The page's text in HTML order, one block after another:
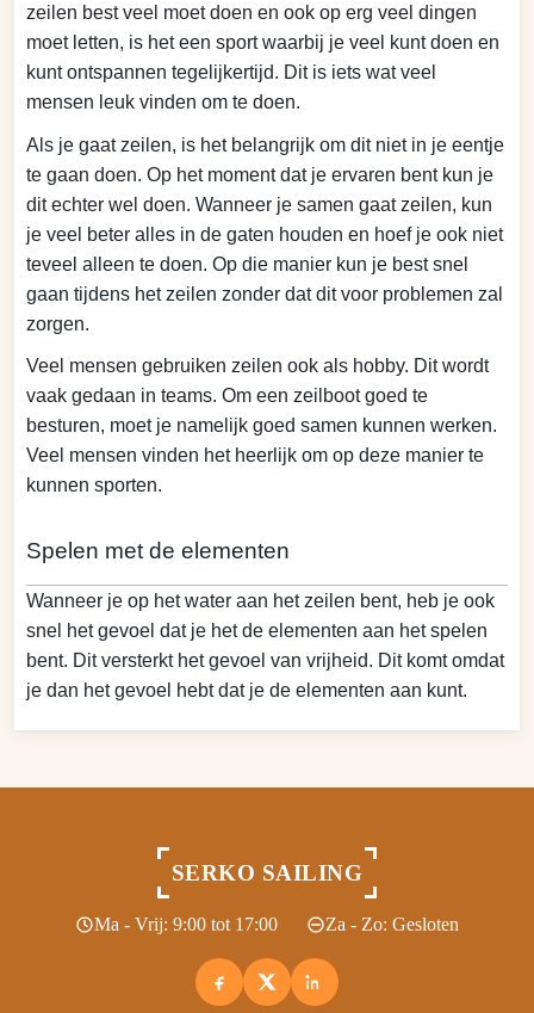
zeilen best veel moet doen en ook op erg veel dingen
moet letten, is het een sport waarbij je veel kunt doen en
kunt ontspannen tegelijkertijd. Dit is iets wat veel
mensen leuk vinden om te doen.
Als je gaat zeilen, is het belangrijk om dit niet in je eentje
te gaan doen. Op het moment dat je ervaren bent kun je
dit echter wel doen. Wanneer je samen gaat zeilen, kun
je veel beter alles in de gaten houden en hoef je ook niet
teveel alleen te doen. Op die manier kun je best snel
gaan tijdens het zeilen zonder dat dit voor problemen zal
zorgen.
Veel mensen gebruiken zeilen ook als hobby. Dit wordt
vaak gedaan in teams. Om een zeilboot goed te
besturen, moet je namelijk goed samen kunnen werken.
Veel mensen vinden het heerlijk om op deze manier te
kunnen sporten.
Spelen met de elementen
Wanneer je op het water aan het zeilen bent, heb je ook
snel het gevoel dat je het de elementen aan het spelen
bent. Dit versterkt het gevoel van vrijheid. Dit komt omdat
je dan het gevoel hebt dat je de elementen aan kunt.
SERKO SAILING
Ma - Vrij: 9:00 tot 17:00 Za - Zo: Gesloten